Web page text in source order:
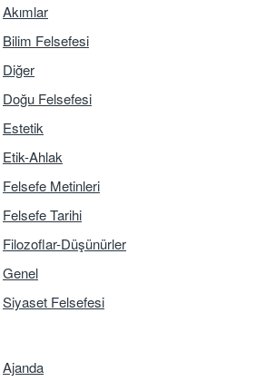
Akımlar
Bilim Felsefesi
Diğer
Doğu Felsefesi
Estetik
Etik-Ahlak
Felsefe Metinleri
Felsefe Tarihi
Filozoflar-Düşünürler
Genel
Siyaset Felsefesi
Ajanda